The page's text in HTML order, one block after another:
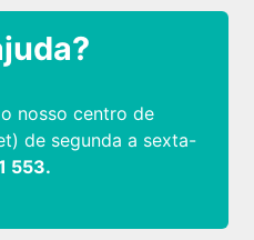
nosso centro de
de segunda a sexta-
553.